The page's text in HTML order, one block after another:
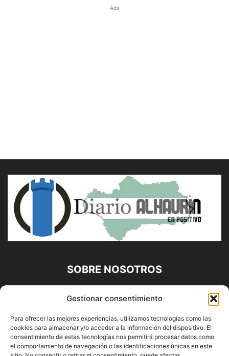
Gestionar consentimiento
Para ofrecer las mejores experiencias, utilizamos tecnologías como las
cookies para almacenar y/o acceder a la información del dispositivo. El
consentimiento de estas tecnologías nos permitirá procesar datos como
el comportamiento de navegación o las identificaciones únicas en este
Ads
SOBRE NOSOTROS
Diario Alhaurín (www.alhaurindelatorre.com) Propiedad de
Francisco E. López López | 639 95 71 95 | Noticias de
Alhaurín de la Torre, Málaga y Provincia|
Contáctanos:info@alhaurindelatorre.com